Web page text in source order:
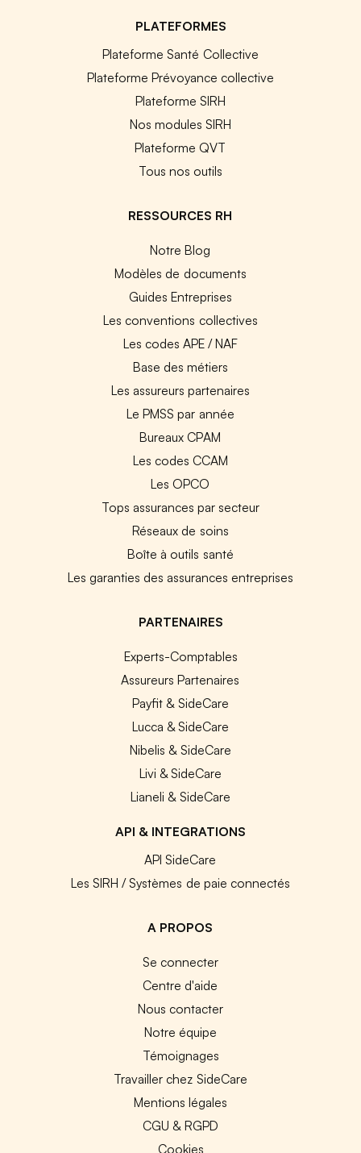
PLATEFORMES
Plateforme Santé Collective
Plateforme Prévoyance collective
Plateforme SIRH
Nos modules SIRH
Plateforme QVT
Tous nos outils
RESSOURCES RH
Notre Blog
Modèles de documents
Guides Entreprises
Les conventions collectives
Les codes APE / NAF
Base des métiers
Les assureurs partenaires
Le PMSS par année
Bureaux CPAM
Les codes CCAM
Les OPCO
Tops assurances par secteur
Réseaux de soins
Boîte à outils santé
Les garanties des assurances entreprises
PARTENAIRES
Experts-Comptables
Assureurs Partenaires
Payfit & SideCare
Lucca & SideCare
Nibelis & SideCare
Livi & SideCare
Lianeli & SideCare
API & INTEGRATIONS
API SideCare
Les SIRH / Systèmes de paie connectés
A PROPOS
Se connecter
Centre d'aide
Nous contacter
Notre équipe
Témoignages
Travailler chez SideCare
Mentions légales
CGU & RGPD
Cookies